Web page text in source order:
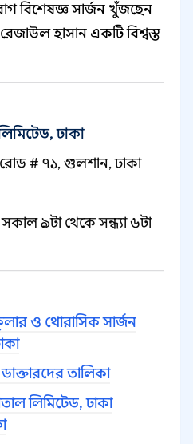
বিশেষজ্ঞ সার্জন খুঁজছেন
হাসান একটি বিশ্বস্ত
ঢাকা
রোড # ৭১, গুলশান, ঢাকা
৯টা থেকে সন্ধ্যা ৬টা
ও থোরাসিক সার্জন
তালিকা
লিমিটেড, ঢাকা